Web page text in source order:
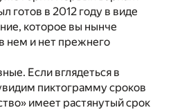
готов в 2012 году в виде
которое вы нынче
нем и нет прежнего
Если вглядеться в
пиктограмму сроков
имеет растянутый срок